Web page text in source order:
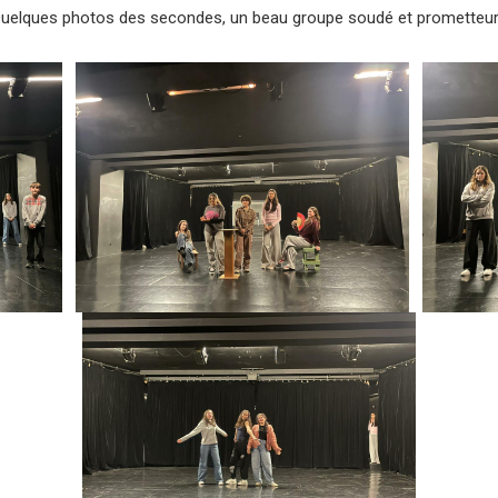
photos des secondes, un beau groupe soudé et